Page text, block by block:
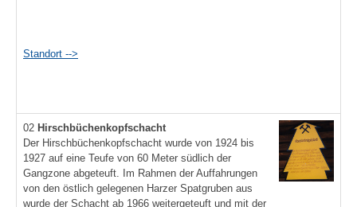
Standort -->
02 Hirschbüchenkopfschacht
Der Hirschbüchenkopfschacht wurde von 1924 bis
1927 auf eine Teufe von 60 Meter südlich der
Gangzone abgeteuft. Im Rahmen der Auffahrungen
von den östlich gelegenen Harzer Spatgruben aus
wurde der Schacht ab 1966 weitergeteuft und mit der